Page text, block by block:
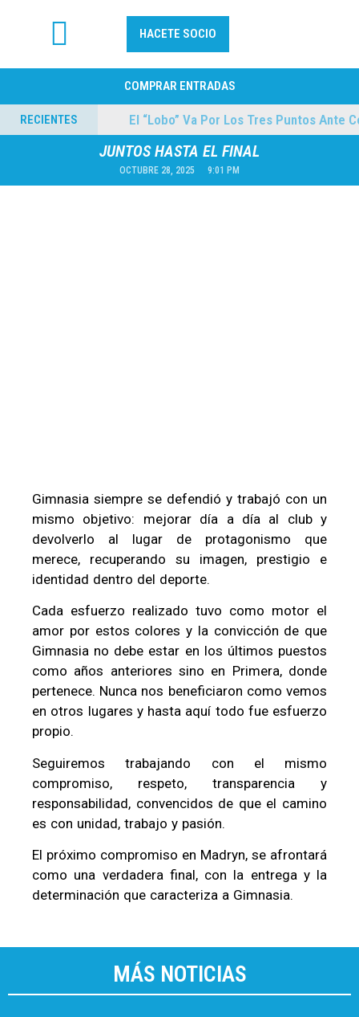
HACETE SOCIO
COMPRAR ENTRADAS
RECIENTES
04/08/2026 El “Lobo” Va Por Los Tres Puntos Ante
JUNTOS HASTA EL FINAL
OCTUBRE 28, 2025 9:01 PM
Gimnasia siempre se defendió y trabajó con un
mismo objetivo: mejorar día a día al club y
devolverlo al lugar de protagonismo que
merece, recuperando su imagen, prestigio e
identidad dentro del deporte.
Cada esfuerzo realizado tuvo como motor el
amor por estos colores y la convicción de que
Gimnasia no debe estar en los últimos puestos
como años anteriores sino en Primera, donde
pertenece. Nunca nos beneficiaron como vemos
en otros lugares y hasta aquí todo fue esfuerzo
propio.
Seguiremos trabajando con el mismo
compromiso, respeto, transparencia y
responsabilidad, convencidos de que el camino
es con unidad, trabajo y pasión.
El próximo compromiso en Madryn, se afrontará
como una verdadera final, con la entrega y la
determinación que caracteriza a Gimnasia.
MÁS NOTICIAS